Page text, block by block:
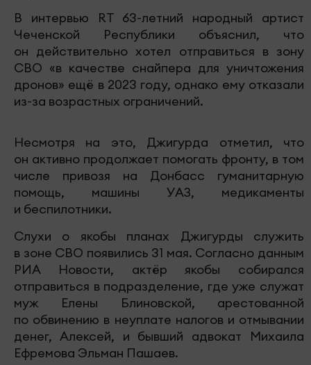
В интервью RT 63-летний народный артист
Чеченской Республики объяснил, что
он действительно хотел отправиться в зону
СВО «в качестве снайпера для уничтожения
дронов» ещё в 2023 году, однако ему отказали
из-за возрастных ограничений.
Несмотря на это, Джигурда отметил, что
он активно продолжает помогать фронту, в том
числе привозя на Донбасс гуманитарную
помощь, машины УАЗ, медикаменты
и беспилотники.
Слухи о якобы планах Джигурды служить
в зоне СВО появились 31 мая. Согласно данным
РИА Новости, актёр якобы собирался
отправиться в подразделение, где уже служат
муж Елены Блиновской, арестованной
по обвинению в неуплате налогов и отмывании
денег, Алексей, и бывший адвокат Михаила
Ефремова Эльман Пашаев.